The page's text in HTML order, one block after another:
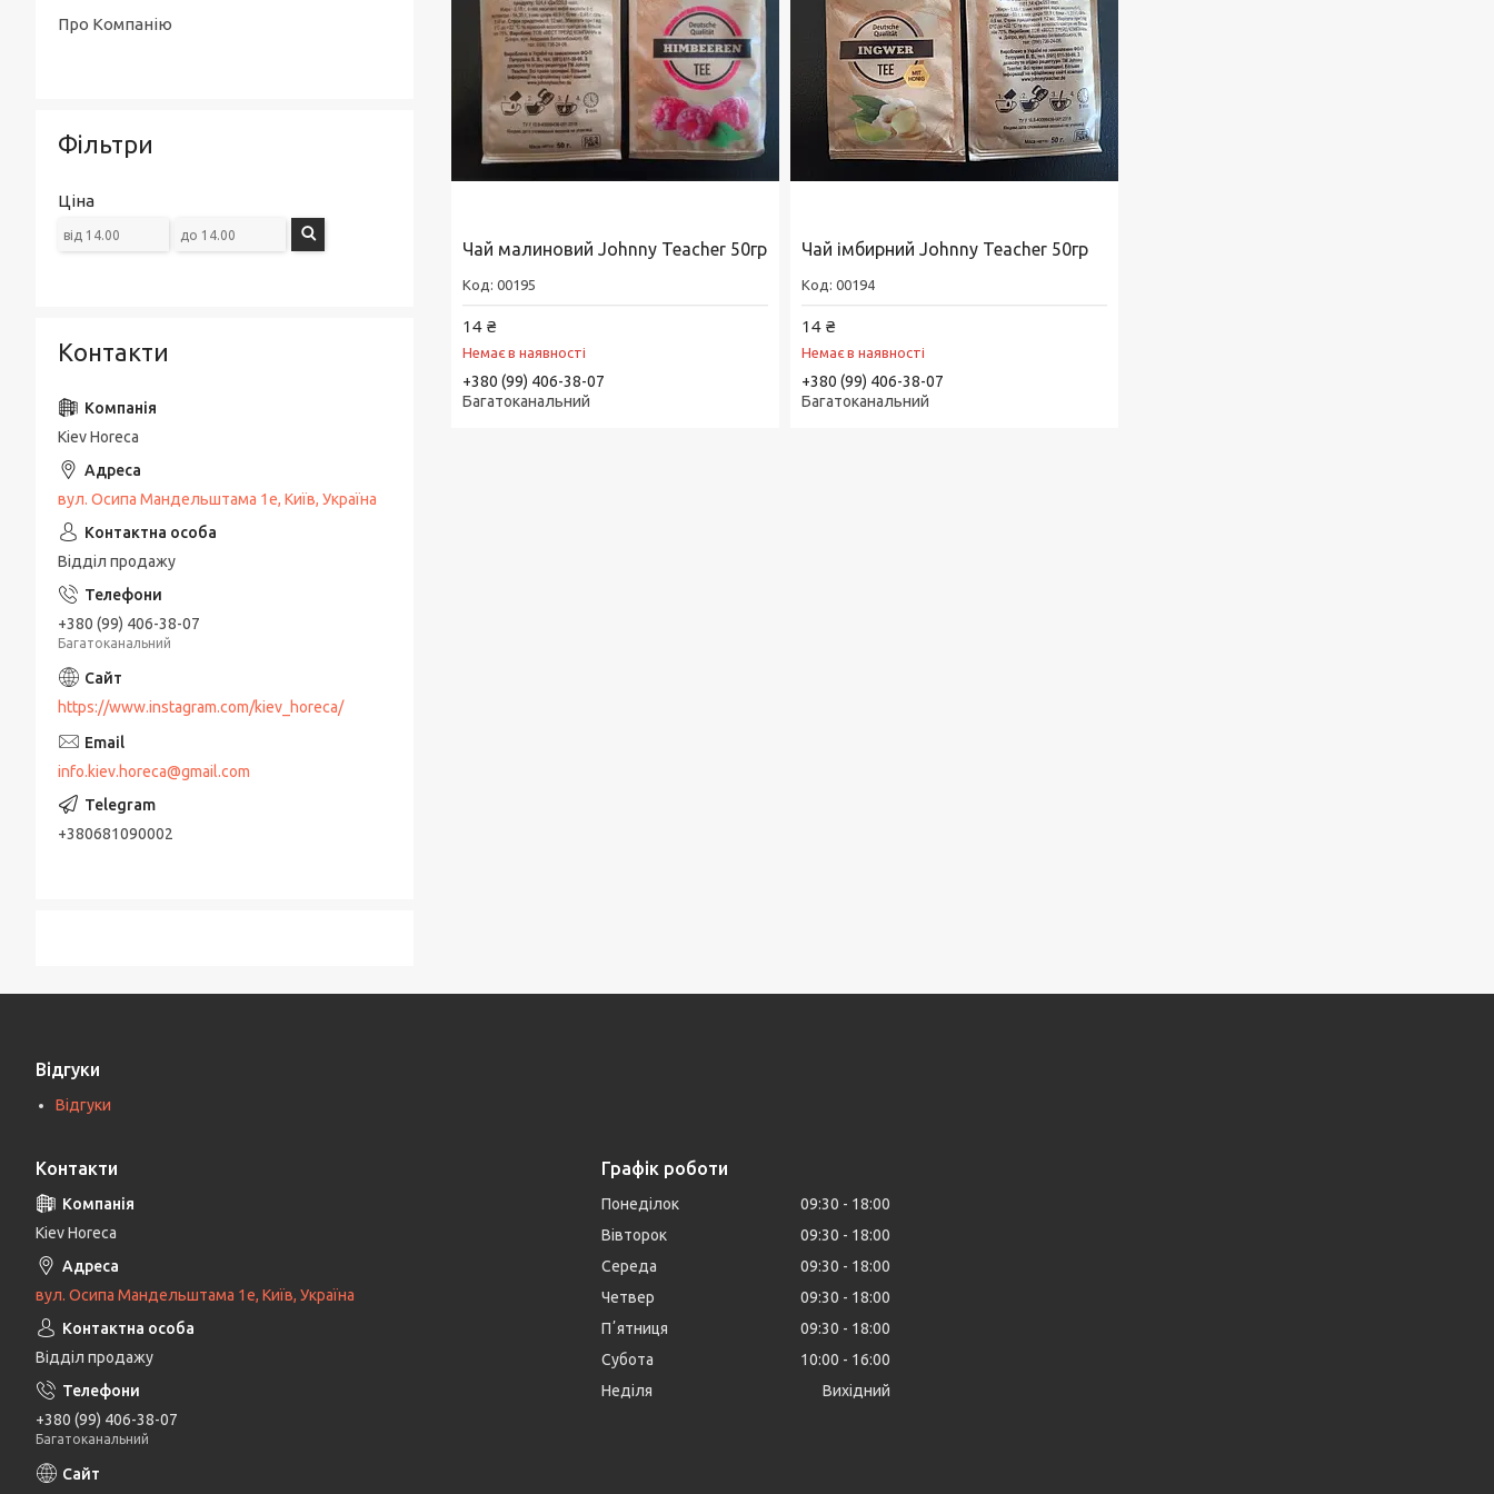
Чай малиновий Johnny Teacher 50гр
00195
14 ₴
Немає в наявності
+380 (99) 406-38-07
Багатоканальний
Чай імбирний Johnny Teacher 50гр
00194
14 ₴
Немає в наявності
+380 (99) 406-38-07
Багатоканальний
Про Компанію
Фільтри
Ціна
Контакти
Kiev Horeca
вул. Осипа Мандельштама 1е, Київ, Україна
Відділ продажу
+380 (99) 406-38-07
Багатоканальний
https://www.instagram.com/kiev_horeca/
info.kiev.horeca@gmail.com
+380681090002
Відгуки
Відгуки
Контакти
Kiev Horeca
вул. Осипа Мандельштама 1е, Київ, Україна
Відділ продажу
+380 (99) 406-38-07
Багатоканальний
Графік роботи
Понеділок 09:30
18:00
Вівторок
09:30
18:00
Середа
09:30
18:00
Четвер
09:30
18:00
Пʼятниця
09:30
18:00
Субота
10:00
16:00
Неділя
Вихідний